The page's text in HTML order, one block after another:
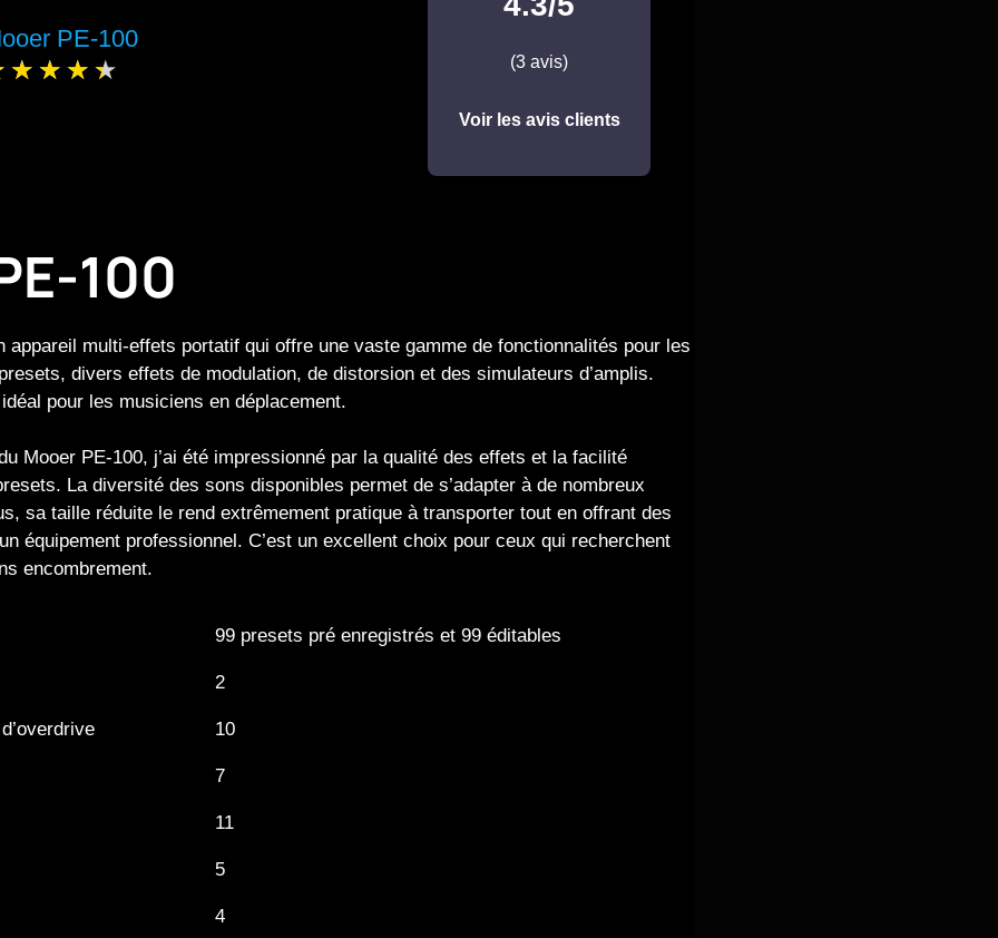
PE-100
(3 avis)
Voir les avis clients
100
appareil multi-effets portatif qui offre une vaste gamme de fonctionnalités pour les
divers effets de modulation, de distorsion et des simulateurs d’amplis.
pour les musiciens en déplacement.
Mooer PE-100, j’ai été impressionné par la qualité des effets et la facilité
La diversité des sons disponibles permet de s’adapter à de nombreux
sa taille réduite le rend extrêmement pratique à transporter tout en offrant des
équipement professionnel. C’est un excellent choix pour ceux qui recherchent
encombrement.
99 presets pré enregistrés et 99 éditables
2
10
7
11
5
4